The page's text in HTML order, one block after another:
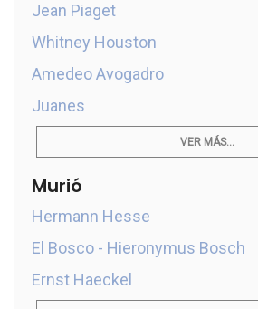
Jean Piaget
Whitney Houston
Amedeo Avogadro
Juanes
VER MÁS...
Murió
Hermann Hesse
El Bosco - Hieronymus Bosch
Ernst Haeckel